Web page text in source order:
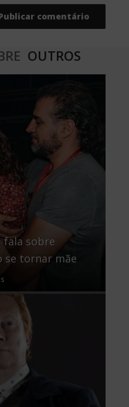
OUTROS
fala sobre
se tornar mãe